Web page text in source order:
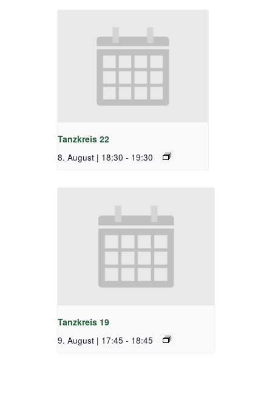
Tanzkreis 22
8. August | 18:30 - 19:30
Tanzkreis 19
9. August | 17:45 - 18:45